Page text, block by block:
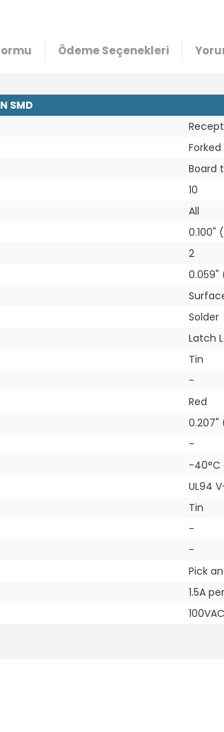
Ödeme Seçenekleri
SMD
Forked
Board
10
All
0.100"
2
0.059"
Solder
Latch
Tin
-
Red
0.207"
-
-40°C
UL94
Tin
-
-
Pick
1.5A
100VAC